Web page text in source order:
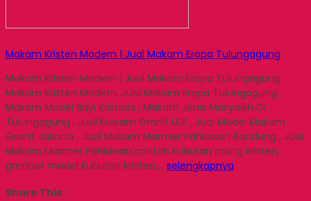
Makam Kristen Modern | Jual Makam Eropa Tulungagung
Makam Kristen Modern | Jual Makam Eropa Tulungagung
Makam Kristen Modern, Jual Makam Eropa Tulungagung ,
Makam Model Bayi Kristiani , Makam Jenis Masyaikh Di
Tulungagung , Jual Makam Granit UJE , Jual Model Makam
Granit Jakarta , Jual Makam Marmer Pahlawan Bandung , Jual
Makam Marmer Pahlawan.contoh kuburan orang kristen,
gambar model kuburan kristen,… selengkapnya
Share This :